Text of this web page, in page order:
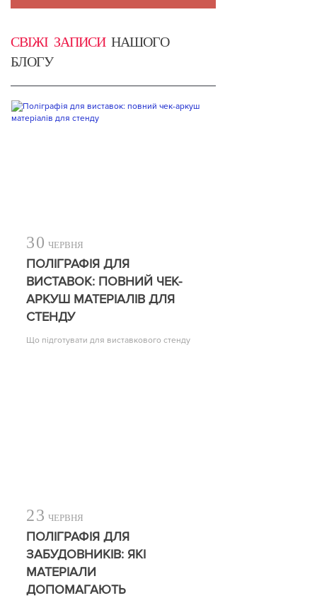
СВІЖІ ЗАПИСИНАШОГО
БЛОГУ
30 ЧЕРВНЯ
ПОЛІГРАФІЯ ДЛЯ
ВИСТАВОК: ПОВНИЙ ЧЕК-
АРКУШ МАТЕРІАЛІВ ДЛЯ
СТЕНДУ
Що підготувати для виставкового стенду
23 ЧЕРВНЯ
ПОЛІГРАФІЯ ДЛЯ
ЗАБУДОВНИКІВ: ЯКІ
МАТЕРІАЛИ
ДОПОМАГАЮТЬ